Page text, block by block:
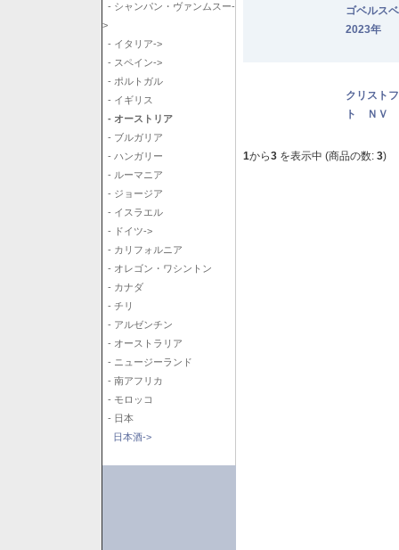
- シャンパン・ヴァンムスー-
>
- イタリア->
- スペイン->
- ポルトガル
- イギリス
- オーストリア
- ブルガリア
- ハンガリー
- ルーマニア
- ジョージア
- イスラエル
- ドイツ->
- カリフォルニア
- オレゴン・ワシントン
- カナダ
- チリ
- アルゼンチン
- オーストラリア
- ニュージーランド
- 南アフリカ
- モロッコ
- 日本
日本酒->
ゴベルス
2023年
クリスト
ト ＮＶ
1から3 を表示中 (商品の数: 3)